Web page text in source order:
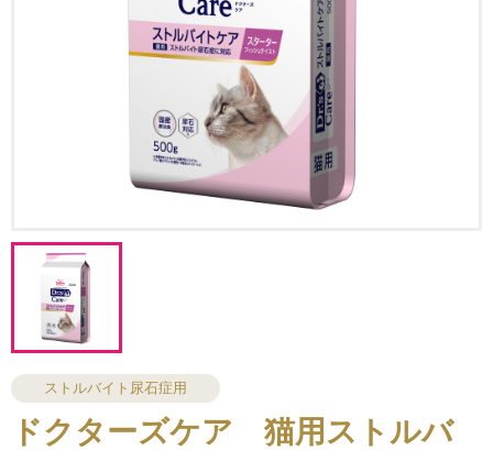
ストルバイト尿石症用
ドクターズケア 猫用ストルバ